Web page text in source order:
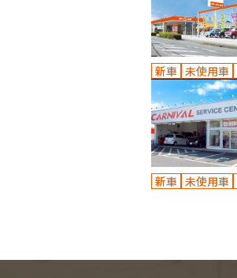
新車 未使用車
新車 未使用車